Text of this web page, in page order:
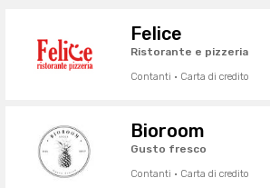
Felice
Ristorante e pizzeria
Contanti · Carta di credito
Bioroom
Gusto fresco
Contanti · Carta di credito